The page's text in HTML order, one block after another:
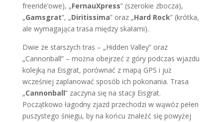
freeride’owe), „FernauXpress” (szerokie zbocza),
„Gamsgrat”, „Diritissima” oraz „Hard Rock” (krótka,
ale wymagająca trasa między skałami).
Dwie ze starszych tras – „Hidden Valley” oraz
„Cannonball” – można obejrzeć z góry podczas wjazdu
kolejką na Eisgrat, porównać z mapą GPS i już
wcześniej zaplanować sposób ich pokonania. Trasa
„Cannonball” zaczyna się na stacji Eisgrat.
Początkowo łagodny zjazd przechodzi w wąwóz pełen
puszystego śniegu, by na końcu znaleźć się powyżej